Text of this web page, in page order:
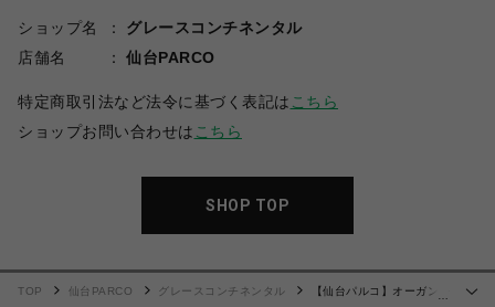
ショップ名
グレースコンチネンタル
店舗名
仙台PARCO
特定商取引法など法令に基づく表記は こちら
ショップお問い合わせは こちら
SHOP TOP
…
TOP 仙台PARCO グレースコンチネンタル
【仙台パルコ】オーガンジ